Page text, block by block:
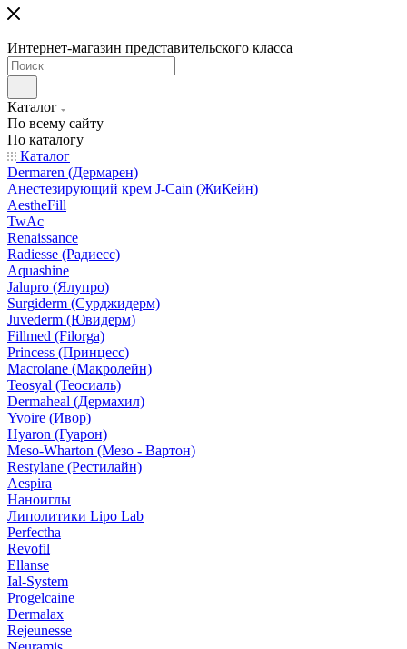
Интернет-магазин представительского класса
Каталог
По всему сайту
По каталогу
Каталог
Dermaren (Дермарен)
Анестезирующий крем J-Cain (ЖиКейн)
AestheFill
TwAc
Renaissance
Radiesse (Радиесс)
Aquashine
Jalupro (Ялупро)
Surgiderm (Сурджидерм)
Juvederm (Ювидерм)
Fillmed (Filorga)
Princess (Принцесс)
Macrolane (Макролейн)
Teosyal (Теосиаль)
Dermaheal (Дермахил)
Yvoire (Ивор)
Hyaron (Гуарон)
Meso-Wharton (Мезо - Вартон)
Restylane (Рестилайн)
Aespira
Наноиглы
Липолитики Lipo Lab
Perfectha
Revofil
Ellanse
Ial-System
Progelcaine
Dermalax
Rejeunesse